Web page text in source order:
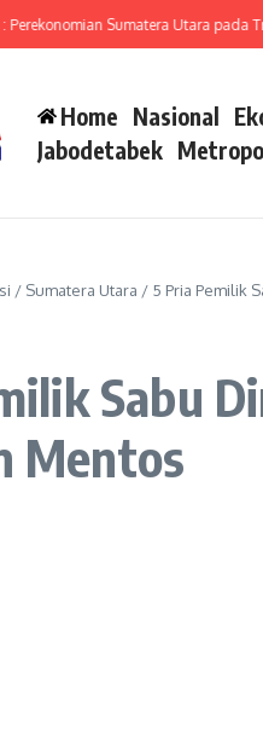
Sumatera Utara pada
Home Nasional
Jabodetabek
/ Sumatera Utara / 5 Pria Pemilik
Sabu
Mentos